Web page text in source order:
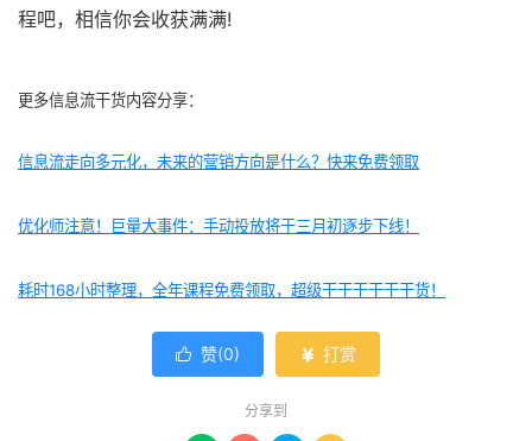
程吧，相信你会收获满满!
更多信息流干货内容分享：
信息流走向多元化，未来的营销方向是什么？快来免费领取
优化师注意！巨量大事件：手动投放将于三月初逐步下线！
耗时168小时整理，全年课程免费领取，超级干干干干干干货！
 赞(0)  打赏
分享到